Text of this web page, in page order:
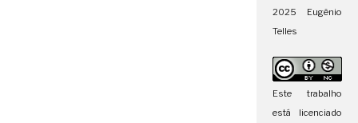
2025 Eugênio
Telles
Este trabalho
está licenciado